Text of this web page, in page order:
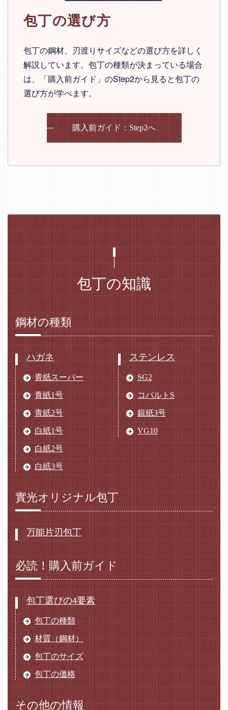
包丁の選び方
包丁の鋼材、刃渡りサイズなどの選び方を詳しく
解説しています。包丁の種類が決まっている場合
は、「購入前ガイド」のStep2から見ると包丁の
選び方が学べます。
購入前ガイド：Step2へ
包丁の知識
鋼材の種類
ハガネ
青紙スーパー
青紙1号
青紙2号
白紙1号
白紙2号
白紙3号
ステンレス
SG2
コバルトS
銀紙3号
VG10
實光オリジナル包丁
万能片刃包丁
必読！購入前ガイド
包丁選びの4要素
包丁の種類
材質（鋼材）
包丁のサイズ
包丁の価格
その他の情報